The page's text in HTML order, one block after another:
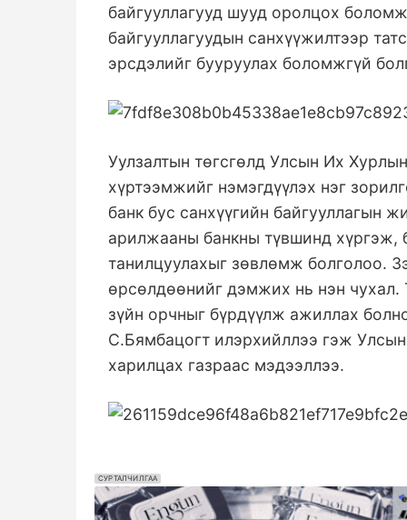
байгууллагууд шууд оролцох
байгууллагуудын санхүүжилтээр
эрсдэлийг бууруулах боломжгүй
Уулзалтын төгсгөлд Улсын Их
хүртээмжийг нэмэгдүүлэх нэг
банк бус санхүүгийн байгууллагын
арилжааны банкны түвшинд хүргэж,
танилцуулахыг зөвлөмж болголоо.
өрсөлдөөнийг дэмжих нь нэн
зүйн орчныг бүрдүүлж ажиллах
С.Бямбацогт илэрхийллээ гэж
харилцах газраас мэдээллээ.
СУРТАЛЧИЛГАА